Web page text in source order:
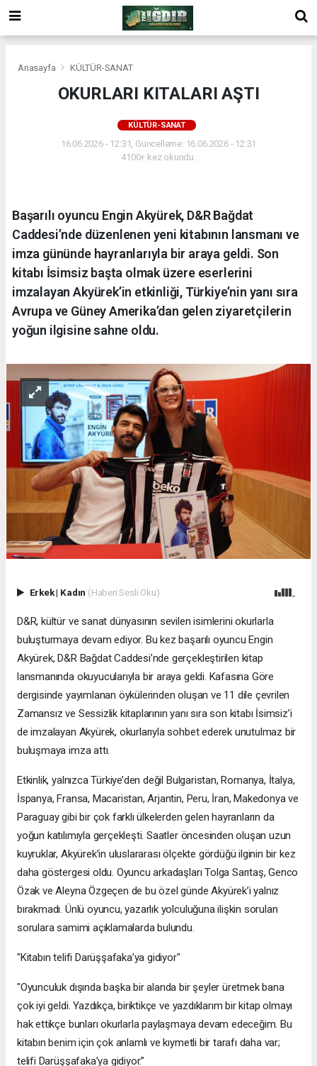
Anasayfa KÜLTÜR-SANAT
OKURLARI KITALARI AŞTI
KÜLTÜR-SANAT
16.06.2026 - 12:31, Güncelleme: 16.06.2026 - 12:31
4100+ kez okundu.
Başarılı oyuncu Engin Akyürek, D&R Bağdat
Caddesi’nde düzenlenen yeni kitabının lansmanı ve
imza gününde hayranlarıyla bir araya geldi. Son
kitabı İsimsiz başta olmak üzere eserlerini
imzalayan Akyürek’in etkinliği, Türkiye’nin yanı sıra
Avrupa ve Güney Amerika’dan gelen ziyaretçilerin
yoğun ilgisine sahne oldu.
Erkek| Kadın (Haberi Sesli Oku)
D&R, kültür ve sanat dünyasının sevilen isimlerini okurlarla
buluşturmaya devam ediyor. Bu kez başarılı oyuncu Engin
Akyürek, D&R Bağdat Caddesi’nde gerçekleştirilen kitap
lansmanında okuyucularıyla bir araya geldi. Kafasına Göre
dergisinde yayımlanan öykülerinden oluşan ve 11 dile çevrilen
Zamansız ve Sessizlik kitaplarının yanı sıra son kitabı İsimsiz’i
de imzalayan Akyürek, okurlarıyla sohbet ederek unutulmaz bir
buluşmaya imza attı.
Etkinlik, yalnızca Türkiye’den değil Bulgaristan, Romanya, İtalya,
İspanya, Fransa, Macaristan, Arjantin, Peru, İran, Makedonya ve
Paraguay gibi bir çok farklı ülkelerden gelen hayranların da
yoğun katılımıyla gerçekleşti. Saatler öncesinden oluşan uzun
kuyruklar, Akyürek’in uluslararası ölçekte gördüğü ilginin bir kez
daha göstergesi oldu. Oyuncu arkadaşları Tolga Sarıtaş, Genco
Özak ve Aleyna Özgeçen de bu özel günde Akyürek’i yalnız
bırakmadı. Ünlü oyuncu, yazarlık yolculuğuna ilişkin sorulan
sorulara samimi açıklamalarda bulundu.
"Kitabın telifi Darüşşafaka’ya gidiyor"
"Oyunculuk dışında başka bir alanda bir şeyler üretmek bana
çok iyi geldi. Yazdıkça, biriktikçe ve yazdıklarım bir kitap olmayı
hak ettikçe bunları okurlarla paylaşmaya devam edeceğim. Bu
kitabın benim için çok anlamlı ve kıymetli bir tarafı daha var;
telifi Darüşşafaka’ya gidiyor.”